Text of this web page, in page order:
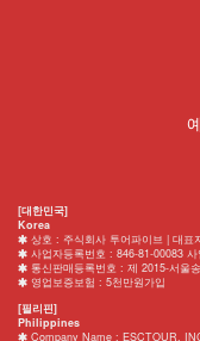
[대한민국]
Korea
상호 : 주식회사 투어파이브 | 대표
사업자등록번호 : 846-81-00083 사
통신판매등록번호 : 제 2015-서울
영업보증보험 : 5천만원가입
[필리핀]
Philippines
Company Name : ESCTOUR,